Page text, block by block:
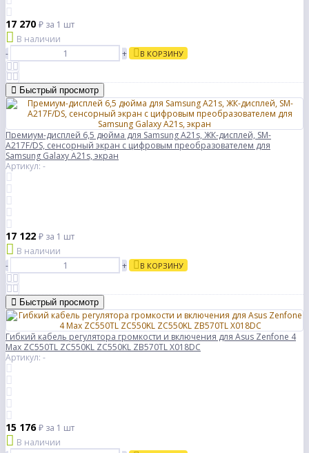
17 270 ₽ за 1 шт
В наличии
-
+ В КОРЗИНУ
Быстрый просмотр
Премиум-дисплей 6,5 дюйма для Samsung A21s, ЖК-дисплей, SM-
A217F/DS, сенсорный экран с цифровым преобразователем для
Samsung Galaxy A21s, экран
Артикул: -
17 122 ₽ за 1 шт
В наличии
-
+ В КОРЗИНУ
Быстрый просмотр
Гибкий кабель регулятора громкости и включения для Asus Zenfone 4
Max ZC550TL ZC550KL ZC550KL ZB570TL X018DC
Артикул: -
15 176₽ за 1 шт
В наличии